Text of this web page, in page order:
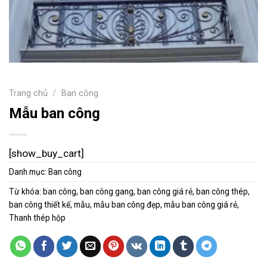
Trang chủ / Ban công
Mẫu ban công
[show_buy_cart]
Danh mục: Ban công
Từ khóa: ban công, ban công gang, ban công giá rẻ, ban công thép,
ban công thiết kế, mẫu, mẫu ban công đẹp, mẫu ban công giá rẻ,
Thanh thép hộp